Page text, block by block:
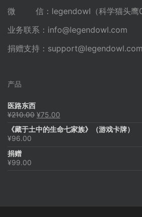
微 信：legendowl（科学猫头鹰
业务联系： info@legendowl.com
捐赠支持： support@legendowl.com
产品
医路东西
¥210.00 原
为：
¥75.00
价
《藏于土中的生命七家族》（游戏卡牌）
¥96.00
捐赠
¥99.00